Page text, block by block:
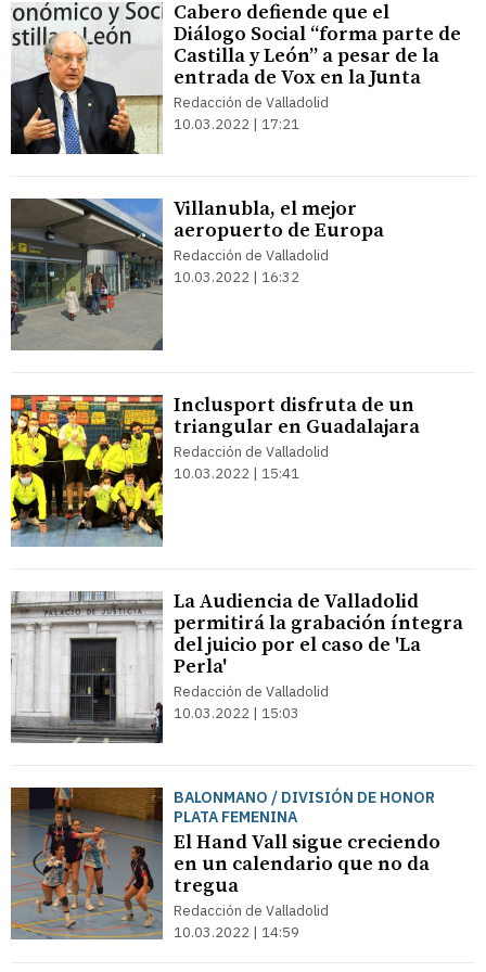
Cabero defiende que el
Diálogo Social “forma parte de
Castilla y León” a pesar de la
entrada de Vox en la Junta
Redacción de Valladolid
10.03.2022 | 17:21
Villanubla, el mejor
aeropuerto de Europa
Redacción de Valladolid
10.03.2022 | 16:32
Inclusport disfruta de un
triangular en Guadalajara
Redacción de Valladolid
10.03.2022 | 15:41
La Audiencia de Valladolid
permitirá la grabación íntegra
del juicio por el caso de 'La
Perla'
Redacción de Valladolid
10.03.2022 | 15:03
BALONMANO / DIVISIÓN DE HONOR
PLATA FEMENINA
El Hand Vall sigue creciendo
en un calendario que no da
tregua
Redacción de Valladolid
10.03.2022 | 14:59